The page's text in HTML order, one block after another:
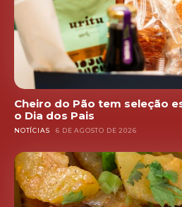
Cheiro do Pão tem seleção
o Dia dos Pais
NOTÍCIAS 6 DE AGOSTO DE 2026